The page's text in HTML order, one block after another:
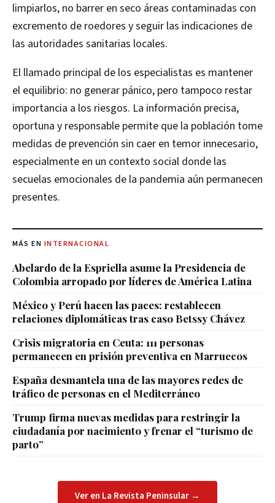
limpiarlos, no barrer en seco áreas contaminadas con
excremento de roedores y seguir las indicaciones de
las autoridades sanitarias locales.
El llamado principal de los especialistas es mantener
el equilibrio: no generar pánico, pero tampoco restar
importancia a los riesgos. La información precisa,
oportuna y responsable permite que la población tome
medidas de prevención sin caer en temor innecesario,
especialmente en un contexto social donde las
secuelas emocionales de la pandemia aún permanecen
presentes.
MÁS EN INTERNACIONAL
Abelardo de la Espriella asume la Presidencia de
Colombia arropado por líderes de América Latina
México y Perú hacen las paces: restablecen
relaciones diplomáticas tras caso Betssy Chávez
Crisis migratoria en Ceuta: 111 personas
permanecen en prisión preventiva en Marruecos
España desmantela una de las mayores redes de
tráfico de personas en el Mediterráneo
Trump firma nuevas medidas para restringir la
ciudadanía por nacimiento y frenar el “turismo de
parto”
Ver en La Revista Peninsular →